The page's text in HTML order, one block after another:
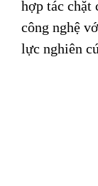
hợp tác chặt
công nghệ
lực nghiên